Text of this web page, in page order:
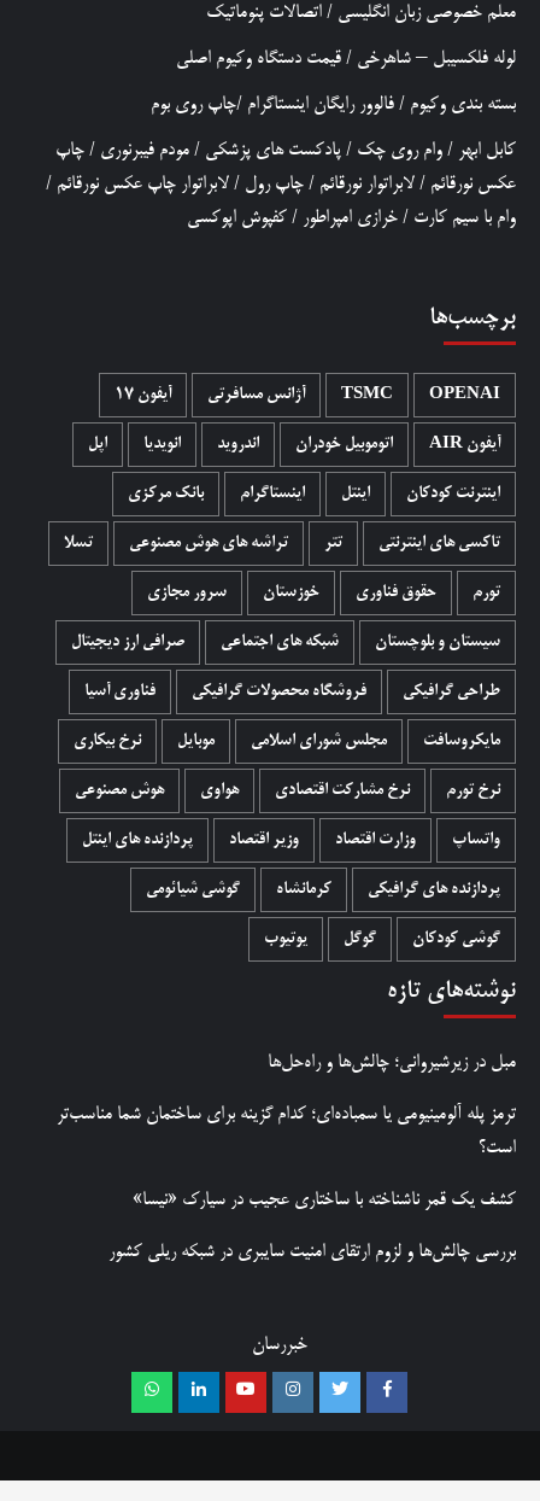
معلم خصوصی زبان انگلیسی / اتصالات پنوماتیک
لوله فلکسیبل – شاهرخی / قیمت دستگاه وکیوم اصلی
بسته بندی وکیوم / فالوور رایگان اینستاگرام /چاپ روی بوم
کابل ابهر / وام روی چک / پادکست های پزشکی / مودم فیبرنوری / چاپ
عکس نورقائم / لابراتوار نورقائم / چاپ رول / لابراتوار چاپ عکس نورقائم /
وام با سیم کارت / خرازی امپراطور / کفپوش اپوکسی
برچسب‌ها
OPENAI
TSMC آژانس مسافرتی آیفون 17
آیفون AIR اتوموبیل خودران اندروید انویدیا اپل
اینترنت کودکان اینتل اینستاگرام بانک مرکزی
تاکسی های اینترنتی تتر تراشه های هوش مصنوعی تسلا
تورم حقوق فناوری خوزستان سرور مجازی
سیستان و بلوچستان شبکه های اجتماعی صرافی ارز دیجیتال
طراحی گرافیکی فروشگاه محصولات گرافيکی فناوری آسیا
مایکروسافت مجلس شورای اسلامی موبایل نرخ بیکاری
نرخ تورم نرخ مشارکت اقتصادی هواوی هوش مصنوعی
واتساپ وزارت اقتصاد وزیر اقتصاد پردازنده های اینتل
پردازنده های گرافیکی کرمانشاه گوشی شیائومی
گوشی کودکان گوگل یوتیوب
نوشته‌های تازه
مبل در زیرشیروانی؛ چالش‌ها و راه‌حل‌ها
ترمز پله آلومینیومی یا سمباده‌ای؛ کدام گزینه برای ساختمان شما مناسب‌تر
است؟
کشف یک قمر ناشناخته با ساختاری عجیب در سیارک «نیسا»
بررسی چالش‌ها و لزوم ارتقای امنیت سایبری در شبکه ریلی کشور
خبررسان